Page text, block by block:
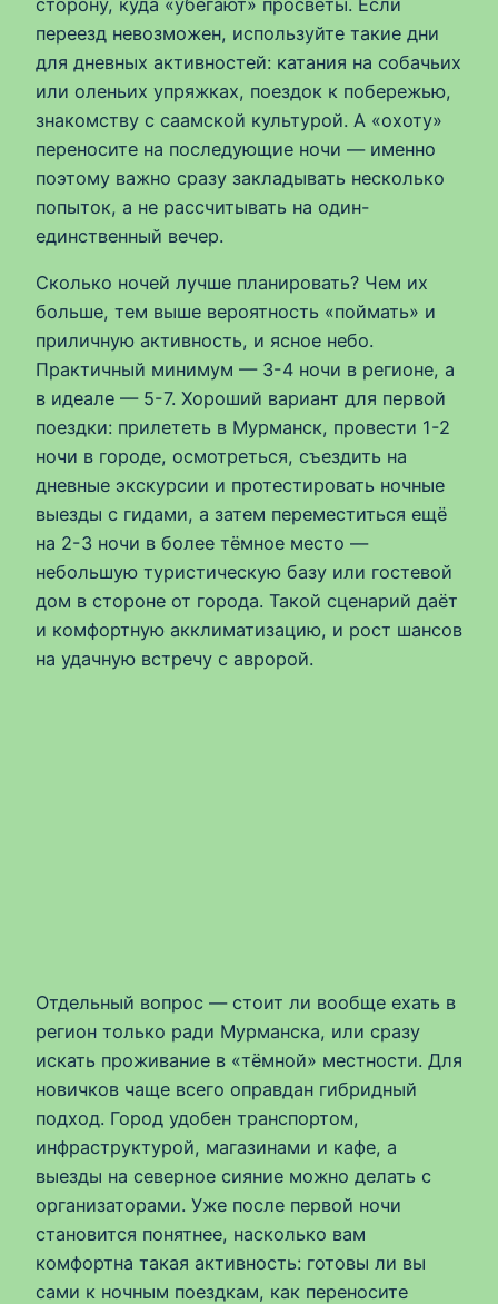
переезд невозможен, используйте такие дни
для дневных активностей: катания на собачьих
или оленьих упряжках, поездок к побережью,
знакомству с саамской культурой. А «охоту»
переносите на последующие ночи — именно
поэтому важно сразу закладывать несколько
попыток, а не рассчитывать на один-
единственный вечер.
Сколько ночей лучше планировать? Чем их
больше, тем выше вероятность «поймать» и
приличную активность, и ясное небо.
Практичный минимум — 3-4 ночи в регионе, а
в идеале — 5-7. Хороший вариант для первой
поездки: прилететь в Мурманск, провести 1-2
ночи в городе, осмотреться, съездить на
дневные экскурсии и протестировать ночные
выезды с гидами, а затем переместиться ещё
на 2-3 ночи в более тёмное место —
небольшую туристическую базу или гостевой
дом в стороне от города. Такой сценарий даёт
и комфортную акклиматизацию, и рост шансов
на удачную встречу с авророй.
Отдельный вопрос — стоит ли вообще ехать в
регион только ради Мурманска, или сразу
искать проживание в «тёмной» местности. Для
новичков чаще всего оправдан гибридный
подход. Город удобен транспортом,
инфраструктурой, магазинами и кафе, а
выезды на северное сияние можно делать с
организаторами. Уже после первой ночи
становится понятнее, насколько вам
комфортна такая активность: готовы ли вы
сами к ночным поездкам, как переносите